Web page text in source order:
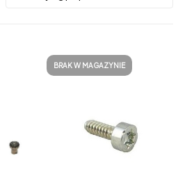
BRAK W MAGAZYNIE